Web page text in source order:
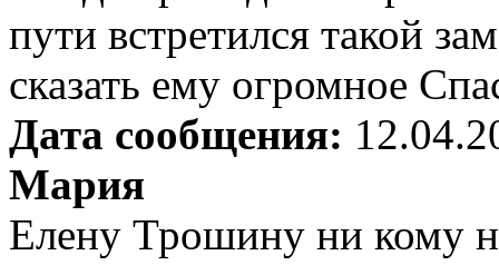
пути встретился такой
сказать ему огромное
Дата сообщения:
Мария
Елену Трошину ни кому